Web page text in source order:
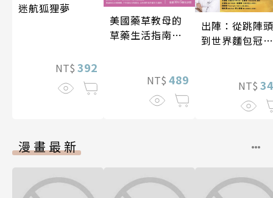
迷航狐狸夢
NT$ 392
美國藥草教母的
草藥生活指南
NT$ 489
出陣：從跳陣頭
到世界麵包冠
NT$
漫畫最新